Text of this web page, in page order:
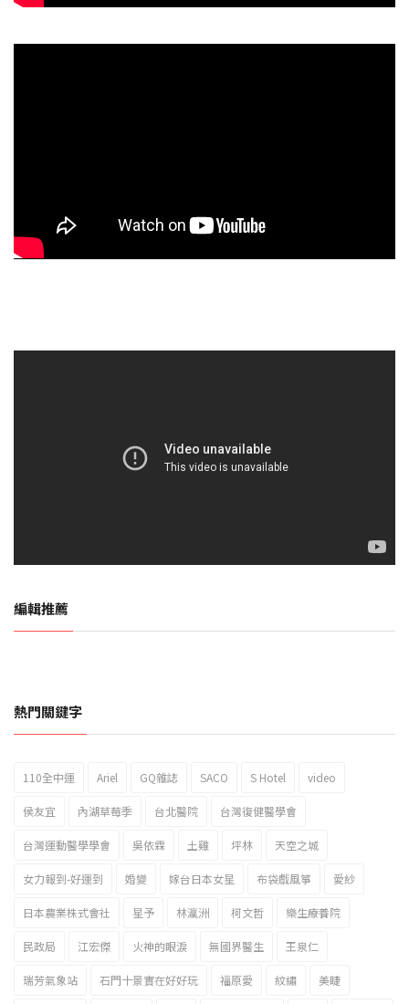
編輯推薦
2023新北市北海岸國際風箏節「風在石起」霸氣回歸
熱門關鍵字
110全中運 Ariel GQ雜誌 SACO S Hotel video
侯友宜 內湖草莓季 台北醫院 台灣復健醫學會
台灣運動醫學學會 吳依霖 土雞 坪林 天空之城
女力報到-好運到 婚變 嫁台日本女星 布袋戲風箏 愛紗
日本農業株式會社 星予 林瀛洲 柯文哲 樂生療養院
民政局 江宏傑 火神的眼淚 無國界醫生 王泉仁
瑞芳氣象站 石門十景實在好好玩 福原愛 紋繡 美睫